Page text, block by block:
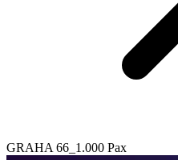
GRAHA 66_1.000 Pax